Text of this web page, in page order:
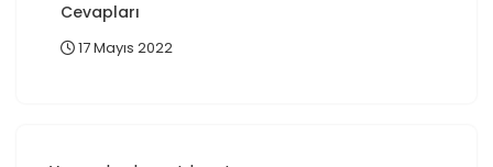
Cevapları
17 Mayıs 2022